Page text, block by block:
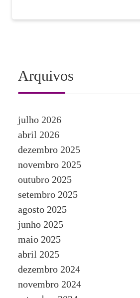
Arquivos
julho 2026
abril 2026
dezembro 2025
novembro 2025
outubro 2025
setembro 2025
agosto 2025
junho 2025
maio 2025
abril 2025
dezembro 2024
novembro 2024